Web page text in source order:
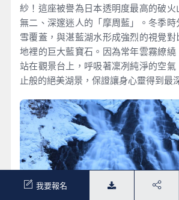
我要報名
紗！這座被譽為日本透明度最高的破
無二、深邃迷人的「摩周藍」。冬季時
雪覆蓋，與湛藍湖水形成強烈的視覺
地裡的巨大藍寶石。因為常年雲霧繚繞
站在觀景台上，呼吸著凜冽純淨的空
止般的絕美湖景，保證讓身心靈得到最